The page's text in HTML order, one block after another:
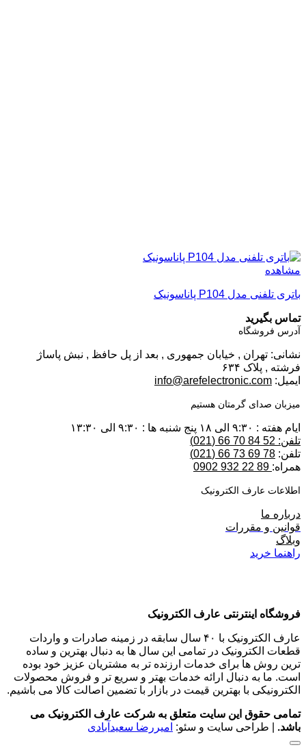
مشاهده
باتری تلفنی مدل P104 پاناسونیک
تماس بگیرید
آدرس فروشگاه
نشانی: تهران , خیابان جمهوری , بعد از پل حافظ , نبش پاساژ
فرشته , پلاک ۶۳۴
ایمیل: info@arefelectronic.com
میزبان صدای گرمتان هستیم
ایام هفته : ۹:۳۰ الی ۱۸ پنج شنبه ها : ۹:۳۰ الی ۱۳:۳۰
تلفن: 52 84 70 66 (021)
تلفن: 78 69 73 66 (021)
همراه:
اطلاعات عارف الکترونیک
درباره ما
قوانین و مقررات
وبلاگ
راهنما خرید
فروشگاه اینترنتی عارف الکترونیک
عارف الکترونیک با ۴۰ سال سابقه در زمینه صادرات و واردات
قطعات الکترونیک در تمامی این سال ها به دنبال بهترین و ساده
ترین روش ها برای خدمات ارزنده تر به مشتریان عزیز خود بوده
است. ما به دنبال ارائه خدمات بهتر و سریع تر و فروش محصولات
الکترونیکی با بهترین قیمت در بازار با تضمین اصالت کالا می باشیم.
تمامی حقوق این سایت متعلق به شرکت عارف الکترونیک می
باشد. | طراحی سایت و سئو: امیررضا سعیدآبادی